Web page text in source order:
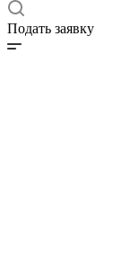
Подать заявку